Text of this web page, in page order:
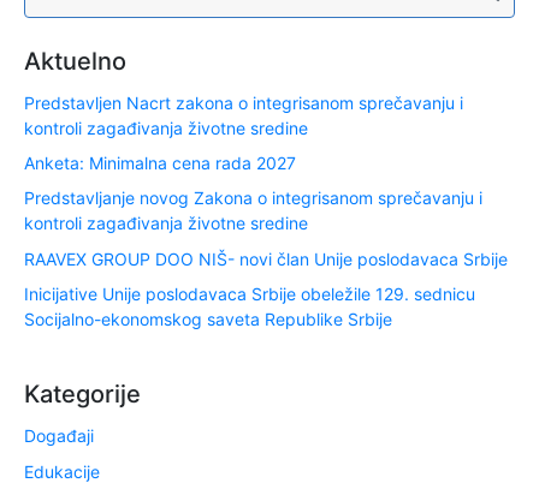
Aktuelno
Predstavljen Nacrt zakona o integrisanom sprečavanju i
kontroli zagađivanja životne sredine
Anketa: Minimalna cena rada 2027
Predstavljanje novog Zakona o integrisanom sprečavanju i
kontroli zagađivanja životne sredine
RAAVEX GROUP DOO NIŠ- novi član Unije poslodavaca Srbije
Inicijative Unije poslodavaca Srbije obeležile 129. sednicu
Socijalno-ekonomskog saveta Republike Srbije
Kategorije
Događaji
Edukacije